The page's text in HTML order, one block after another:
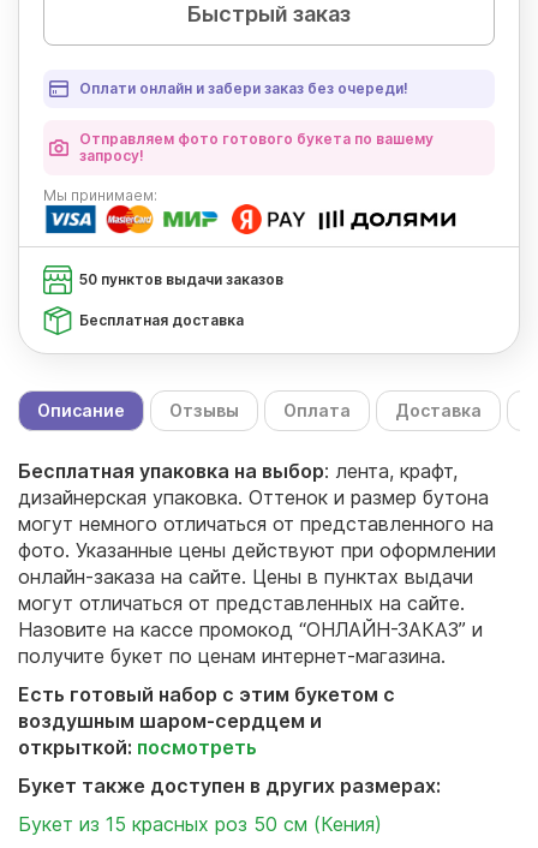
Быстрый заказ
Оплати онлайн и забери заказ без очереди!
Отправляем фото готового букета по вашему
запросу!
Мы принимаем:
50 пунктов выдачи заказов
Бесплатная доставка
Описание Отзывы Оплата Доставка
Бесплатная упаковка на выбор: лента, крафт,
дизайнерская упаковка. Оттенок и размер бутона
могут немного отличаться от представленного на
фото. Указанные цены действуют при оформлении
онлайн-заказа на сайте. Цены в пунктах выдачи
могут отличаться от представленных на сайте.
Назовите на кассе промокод “ОНЛАЙН-ЗАКАЗ” и
получите букет по ценам интернет-магазина.
Есть готовый набор с этим букетом с
воздушным шаром-сердцем и
открыткой: посмотреть
Букет также доступен в других размерах:
Букет из 15 красных роз 50 см (Кения)